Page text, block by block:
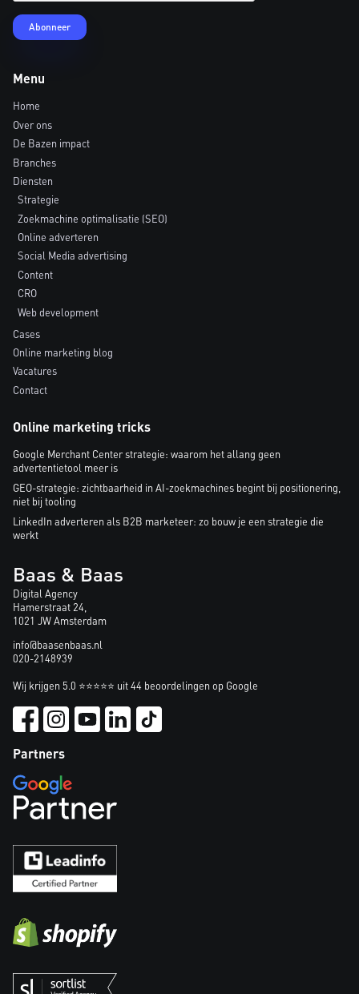
Menu
Home
Over ons
De Bazen impact
Branches
Diensten
Strategie
Zoekmachine optimalisatie (SEO)
Online adverteren
Social Media advertising
Content
CRO
Web development
Cases
Online marketing blog
Vacatures
Contact
Online marketing tricks
Google Merchant Center strategie: waarom het allang geen
advertentietool meer is
GEO-strategie: zichtbaarheid in AI-zoekmachines begint bij positionering,
niet bij tooling
LinkedIn adverteren als B2B marketeer: zo bouw je een strategie die
werkt
Baas & Baas
Digital Agency
Hamerstraat 24,
1021 JW Amsterdam
info@baasenbaas.nl
020-2148939
Wij krijgen 5.0 ⭐⭐⭐⭐⭐ uit 44 beoordelingen op Google
Partners